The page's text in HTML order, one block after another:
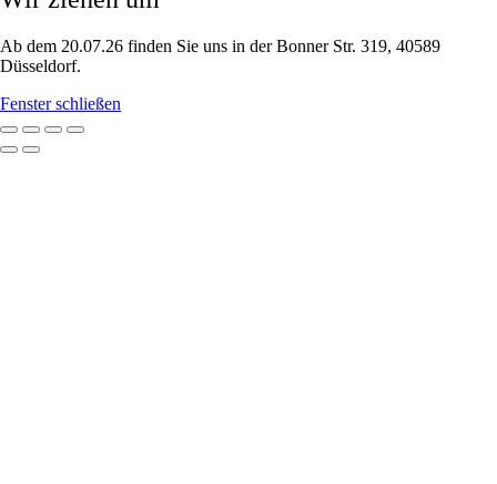
Ab dem 20.07.26 finden Sie uns in der Bonner Str. 319, 40589
Düsseldorf.
Fenster schließen